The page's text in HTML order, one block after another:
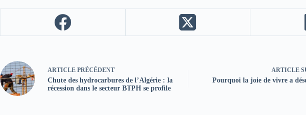
ARTICLE PRÉCÉDENT
Chute des hydrocarbures de l’Algérie : la
récession dans le secteur BTPH se profile
ARTICLE
Pourquoi la joie de vivre a